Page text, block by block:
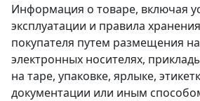
Информация о товаре, включая
эксплуатации и правила
покупателя путем размещения
электронных носителях,
на таре, упаковке, ярлыке,
документации или иным